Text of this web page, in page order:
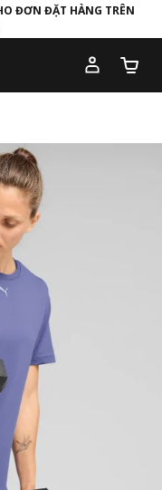
ĐƠN ĐẶT HÀNG TRÊN
chủ
Số